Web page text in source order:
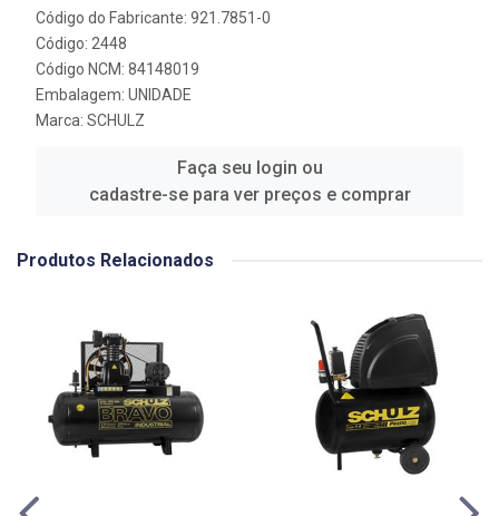
Código do Fabricante: 921.7851-0
Código: 2448
Código NCM: 84148019
Embalagem: UNIDADE
Marca: SCHULZ
Faça seu login ou
cadastre-se para ver preços e comprar
Produtos Relacionados